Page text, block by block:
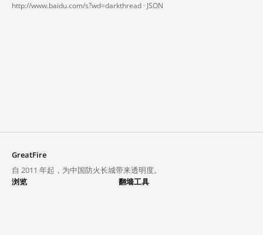
http://www.baidu.com/s?wd=darkthread · JSON
GreatFire
自 2011 年起，为中国防火长城带来透明度。
浏览
翻墙工具